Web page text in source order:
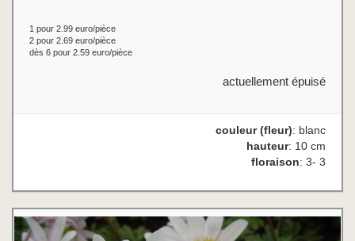
1 pour 2.99 euro/pièce
2 pour 2.69 euro/pièce
dès 6 pour 2.59 euro/pièce
actuellement épuisé
couleur (fleur): blanc
hauteur: 10 cm
floraison: 3- 3